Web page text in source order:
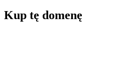
Kup tę domenę